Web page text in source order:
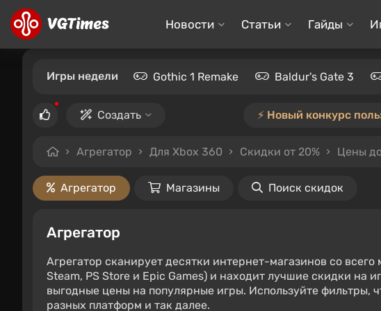
Новости Статьи Гайды
Игры недели Gothic 1 Remake Baldur's Gate 3
Создать ⚡️ Новый конкурс
Агрегатор Для Xbox 360 Скидки от 20% Цены
Агрегатор Магазины Поиск скидок
Агрегатор
Агрегатор сканирует десятки интернет-магазинов со
Steam, PS Store и Epic Games) и находит лучшие скидки на
выгодные цены на популярные игры. Используйте фильтры,
разных платформ и так далее.